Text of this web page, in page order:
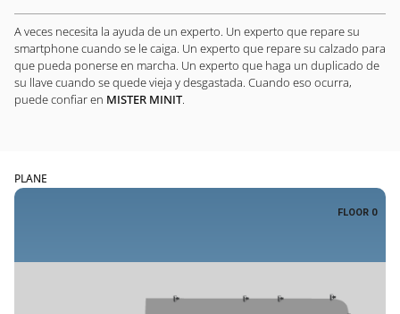
A veces necesita la ayuda de un experto. Un experto que repare su
smartphone cuando se le caiga. Un experto que repare su calzado para
que pueda ponerse en marcha. Un experto que haga un duplicado de
su llave cuando se quede vieja y desgastada. Cuando eso ocurra,
puede confiar en MISTER MINIT.
PLANE